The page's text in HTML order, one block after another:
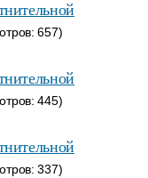
657)
445)
337)